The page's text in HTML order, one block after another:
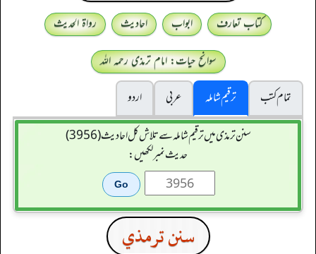
کتاب تعارف ابواب احادیث
رواۃ الحدیث
سوانح حیات: امام ترمذی رحمہ اللہ
تمام کتب
ترقیم شاملہ عربی
اردو
سنن ترمذی میں ترقیم شاملہ سے تلاش کل احادیث (3956)
حدیث نمبر لکھیں:
سنن ترمذي